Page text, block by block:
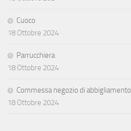
Cuoco
18 Ottobre 2024
Parrucchiera
18 Ottobre 2024
Commessa negozio di abbigliamento
18 Ottobre 2024